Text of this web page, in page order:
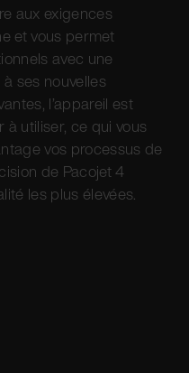
aux exigences
et vous permet
avec une
ses nouvelles
l’appareil est
utiliser, ce qui vous
vos processus de
de Pacojet 4
les plus élevées.